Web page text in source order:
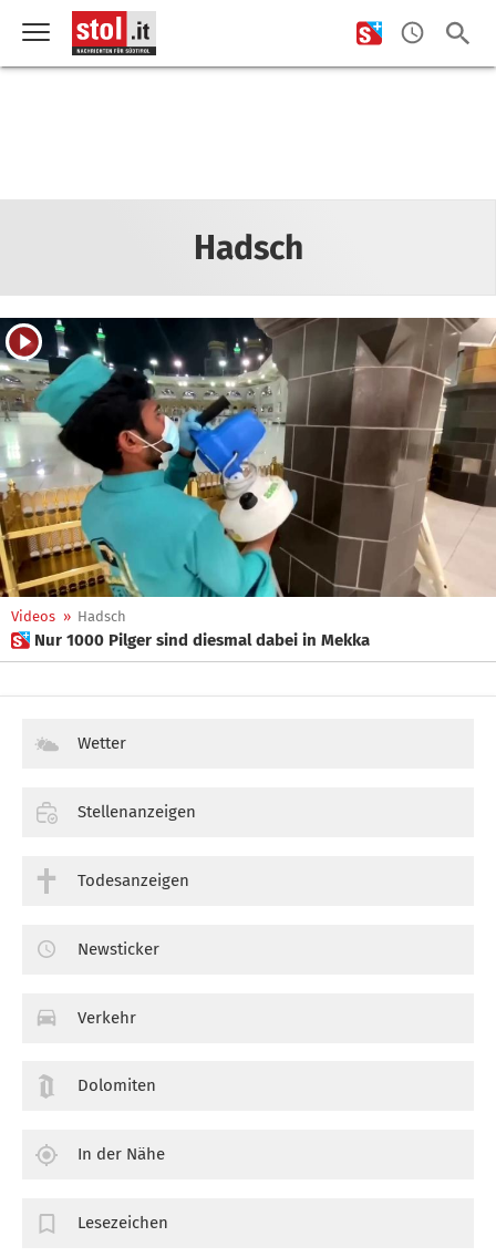
Hadsch
Videos » Hadsch
 Nur 1000 Pilger sind diesmal dabei in Mekka
Wetter
Stellenanzeigen
Todesanzeigen
Newsticker
Verkehr
Dolomiten
In der Nähe
Lesezeichen